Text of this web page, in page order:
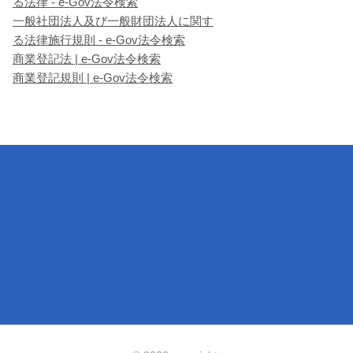
一般社団法人及び一般財団法人に関す
る法律施行規則 - e-Gov法令検索
商業登記法 | e-Gov法令検索
商業登記規則 | e-Gov法令検索